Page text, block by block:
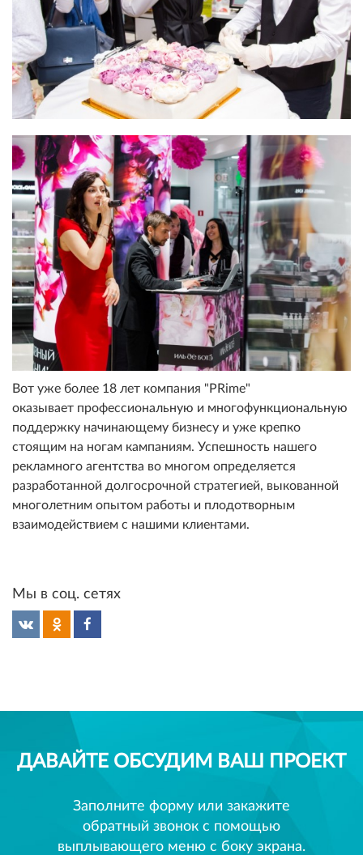
Вот уже более 18 лет компания "PRime"
оказывает профессиональную и многофункциональную
поддержку начинающему бизнесу и уже крепко
стоящим на ногам кампаниям. Успешность нашего
рекламного агентства во многом определяется
разработанной долгосрочной стратегией, выкованной
многолетним опытом работы и плодотворным
взаимодействием с нашими клиентами.
Мы в соц. сетях
ДАВАЙТЕ ОБСУДИМ ВАШ ПРОЕКТ
Заполните форму или закажите
обратный звонок с помощью
выплывающего меню с боку экрана.